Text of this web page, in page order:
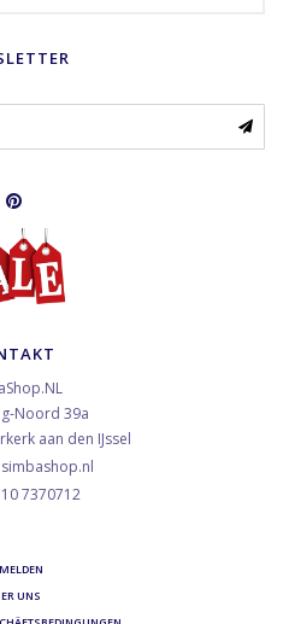
Noord 39a
aan den IJssel
7370712
UNS